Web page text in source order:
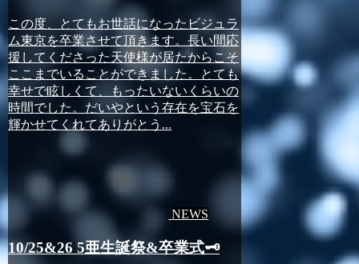
この度、とてもお世話になったビジュラ
ム東京を卒業させて頂きます。長い間応
援してくださった天使様が居たからこそ
ここまでいることができました。とても
幸せで眩しくて、もったいないくらいの
時間でした。だいやという存在を宝石を
輝かせてくれてありがとう...
NEWS
10/25&26 5亜生誕祭&卒業式🗝️